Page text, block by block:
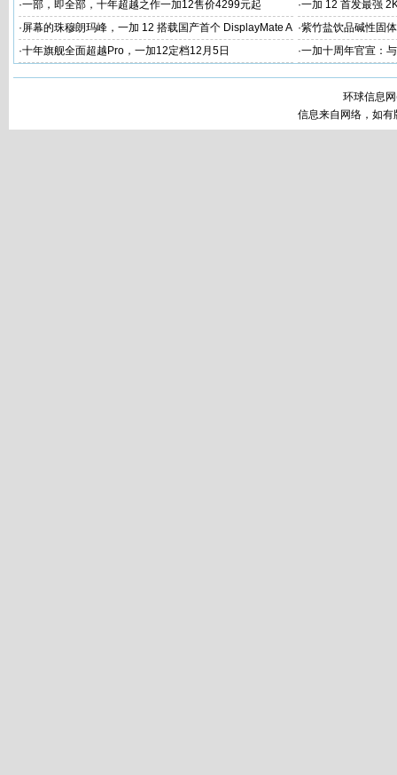
·一部，即全部，十年超越之作一加12售价4299元起 ·一加 12 首发最强
·屏幕的珠穆朗玛峰，一加 12 搭载国产首个 DisplayMate A
+ 2K 东方屏
·紫竹盐饮品碱性固
工
·十年旗舰全面超越Pro，一加12定档12月5日 ·一加十周年官宣：
环球信息
信息来自网络，如